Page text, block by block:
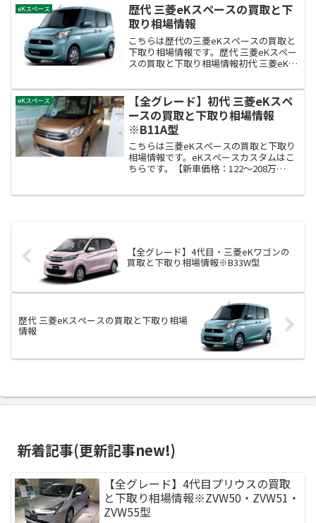
eKスペース
歴代 三菱eKスペースの買取と下
取り相場情報
こちらは歴代の三菱eKスペースの買取と
下取り相場情報です。歴代 三菱eKスペー
スの買取と下取り相場情報初代 三菱eKス
場情報※B34A・B35A・B37A・B3...
eKスペース
【全グレード】初代 三菱eKスペ
ースの買取と下取り相場情報
※B11A型
こちらは三菱eKスペースの買取と下取り
相場情報です。eKスペースカスタムはこ
ちらです。【新車価格：122～208万
【全グレード】4代目・三菱eKワゴンの
買取と下取り相場情報※B33W型
歴代 三菱eKスペースの買取と下取り相場
情報
新着記事(更新記事new!)
【全グレード】4代目プリウスの買取
と下取り相場情報※ZVW50・ZVW51・
ZVW55型